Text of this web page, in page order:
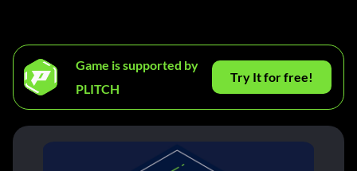
Game is supported by
PLITCH
Try It for free!